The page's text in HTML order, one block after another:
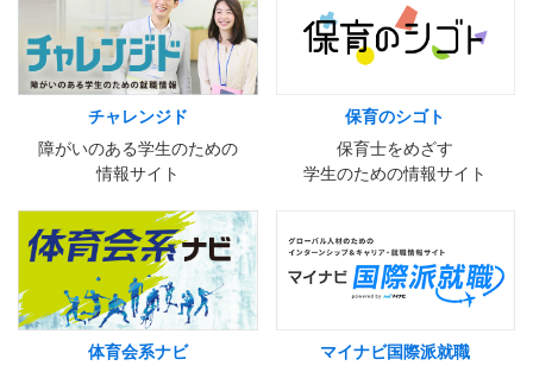
チャレンジド
障がいのある学生のための
情報サイト
保育のシゴト
保育士をめざす
学生のための情報サイト
体育会系ナビ
マイナビ国際派就職